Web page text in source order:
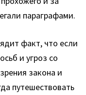
параграфами.
факт, что если
и угроз со
закона и
путешествовать